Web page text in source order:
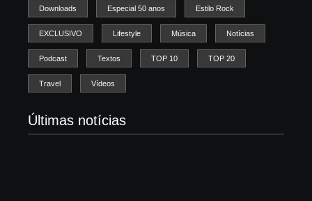
Downloads Especial 50 anos Estilo Rock
EXCLUSIVO Lifestyle Música Notícias
Podcast Textos TOP 10 TOP 20
Travel Vídeos
Últimas notícias